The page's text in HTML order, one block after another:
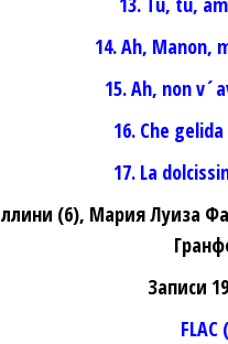
14. Ah, Manon,
15. Ah, non
16. Che
17. La
(6), Мария Луиза
Записи